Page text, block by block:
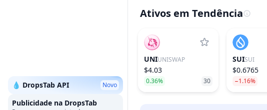
💧 DropsTab API Novo
Publicidade na DropsTab
Ativos em Tendência
UNIUNISWAP
$4.03
0.36% 30
SUISUI
$0.6765
−1.16%